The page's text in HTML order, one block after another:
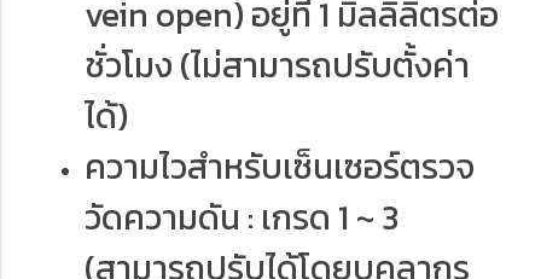
vein open) อยู่ที่ 1 มิลลิลิตรต่อ
ชั่วโมง (ไม่สามารถปรับตั้งค่า
ได้)
ความไวสำหรับเซ็นเซอร์ตรวจ
วัดความดัน : เกรด 1 ~ 3
(สามารถปรับได้โดยบุคลากร